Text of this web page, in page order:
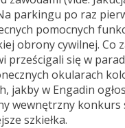
parkingu po raz
pomocnych
obrony cywilnej. Co
prześcigali się w
okularach
jakby w Engadin
wewnętrzny konkurs
szkiełka.